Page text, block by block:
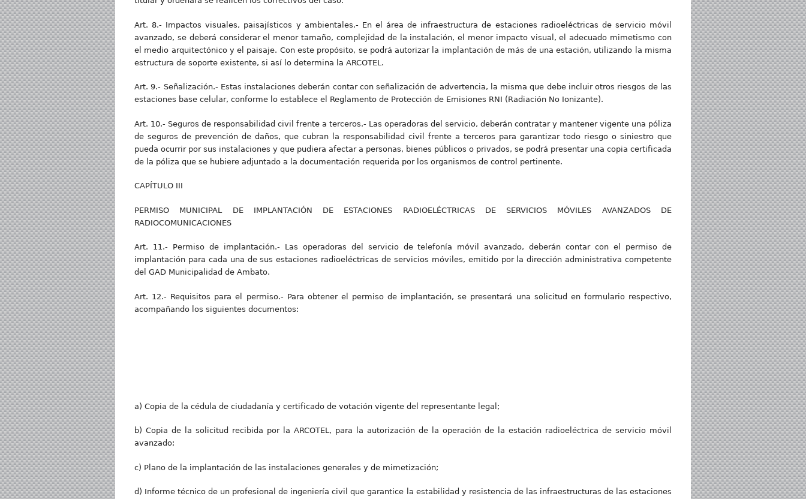
Art. 8.- Impactos visuales, paisajísticos y ambientales.- En el área de infraestructura de estaciones radioeléctricas de servicio móvil
avanzado, se deberá considerar el menor tamaño, complejidad de la instalación, el menor impacto visual, el adecuado mimetismo con
el medio arquitectónico y el paisaje. Con este propósito, se podrá autorizar la implantación de más de una estación, utilizando la misma
estructura de soporte existente, si así lo determina la ARCOTEL.
Art. 9.- Señalización.- Estas instalaciones deberán contar con señalización de advertencia, la misma que debe incluir otros riesgos de las
estaciones base celular, conforme lo establece el Reglamento de Protección de Emisiones RNI (Radiación No Ionizante).
Art. 10.- Seguros de responsabilidad civil frente a terceros.- Las operadoras del servicio, deberán contratar y mantener vigente una póliza
de seguros de prevención de daños, que cubran la responsabilidad civil frente a terceros para garantizar todo riesgo o siniestro que
pueda ocurrir por sus instalaciones y que pudiera afectar a personas, bienes públicos o privados, se podrá presentar una copia certificada
de la póliza que se hubiere adjuntado a la documentación requerida por los organismos de control pertinente.
CAPÍTULO III
PERMISO MUNICIPAL DE IMPLANTACIÓN DE ESTACIONES RADIOELÉCTRICAS DE SERVICIOS MÓVILES AVANZADOS DE
RADIOCOMUNICACIONES
Art. 11.- Permiso de implantación.- Las operadoras del servicio de telefonía móvil avanzado, deberán contar con el permiso de
implantación para cada una de sus estaciones radioeléctricas de servicios móviles, emitido por la dirección administrativa competente
del GAD Municipalidad de Ambato.
Art. 12.- Requisitos para el permiso.- Para obtener el permiso de implantación, se presentará una solicitud en formulario respectivo,
acompañando los siguientes documentos:
a) Copia de la cédula de ciudadanía y certificado de votación vigente del representante legal;
b) Copia de la solicitud recibida por la ARCOTEL, para la autorización de la operación de la estación radioeléctrica de servicio móvil
avanzado;
c) Plano de la implantación de las instalaciones generales y de mimetización;
d) Informe técnico de un profesional de ingeniería civil que garantice la estabilidad y resistencia de las infraestructuras de las estaciones